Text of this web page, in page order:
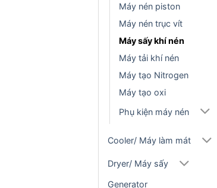
Máy nén piston
Máy nén trục vít
Máy sấy khí nén
Máy tải khí nén
Máy tạo Nitrogen
Máy tạo oxi
Phụ kiện máy nén
Cooler/ Máy làm mát
Dryer/ Máy sấy
Generator